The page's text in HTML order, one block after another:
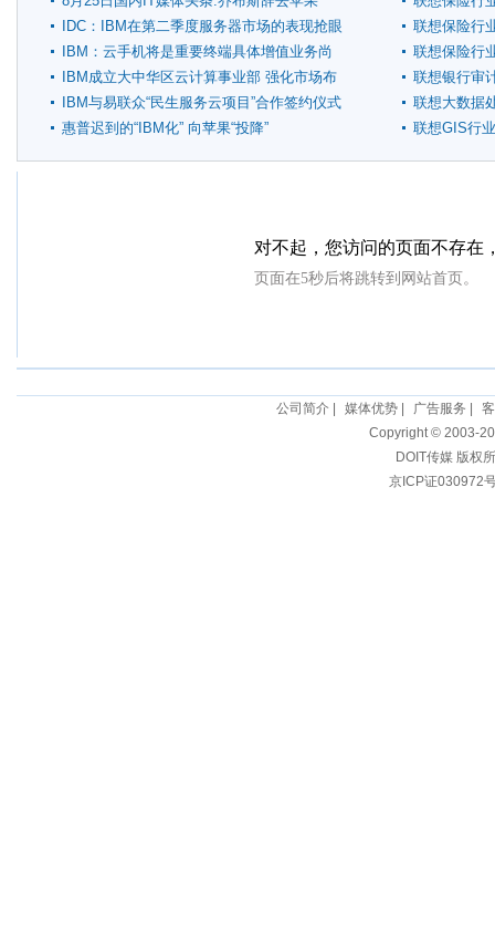
CEO职位
IDC：IBM在第二季度服务器市场的表现抢眼
IBM：云手机将是重要终端具体增值业务尚
未成熟
IBM成立大中华区云计算事业部 强化市场布
局IBM与易联众“民生服务云项目”合作签约仪式
举行
惠普迟到的“IBM化” 向苹果“投降”
联想保险行
联想保险行
联想银行审
联想大数据
联想GIS行
公司简介| 媒体优势| 广告服务
Copyright © 2003-
DOIT传媒 版权
京ICP证030972